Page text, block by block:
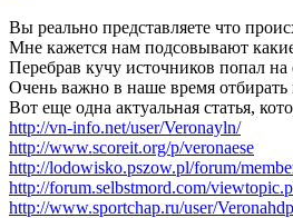
Вы реально представляете что
Мне кажется нам подсовывают
Перебрав кучу источников попал
Очень важно в наше время
Вот еще одна актуальная статья,
http://vn-info.net/user/Veronayln/
http://www.scoreit.org/p/veronaese
http://lodowisko.pszow.pl/forum/
http://forum.selbstmord.com/
http://www.sportchap.ru/user/